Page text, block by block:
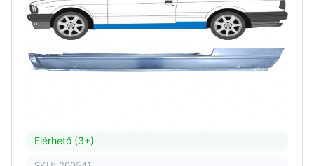
Elérhető (3+)